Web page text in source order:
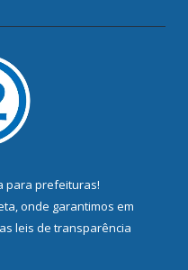
para prefeituras!
onde garantimos em
leis de transparência